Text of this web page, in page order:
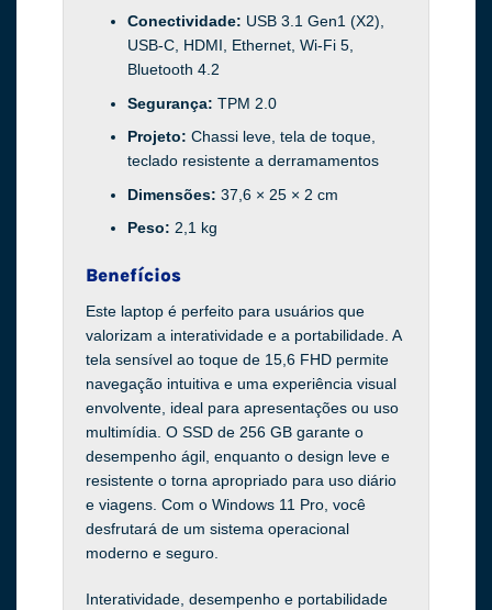
Conectividade: USB 3.1 Gen1 (X2),
USB-C, HDMI, Ethernet, Wi-Fi 5,
Bluetooth 4.2
Segurança: TPM 2.0
Projeto: Chassi leve, tela de toque,
teclado resistente a derramamentos
Dimensões: 37,6 × 25 × 2 cm
Peso: 2,1 kg
Benefícios
Este laptop é perfeito para usuários que
valorizam a interatividade e a portabilidade. A
tela sensível ao toque de 15,6 FHD permite
navegação intuitiva e uma experiência visual
envolvente, ideal para apresentações ou uso
multimídia. O SSD de 256 GB garante o
desempenho ágil, enquanto o design leve e
resistente o torna apropriado para uso diário
e viagens. Com o Windows 11 Pro, você
desfrutará de um sistema operacional
moderno e seguro.
Interatividade, desempenho e portabilidade